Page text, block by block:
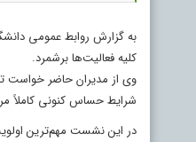
به گزارش روابط عمومی
کلیه فعالیت‌ها برشمرد.
وی از مدیران حاضر خواست
شرایط حساس کنونی کاملاً
در این نشست مهم‌ترین